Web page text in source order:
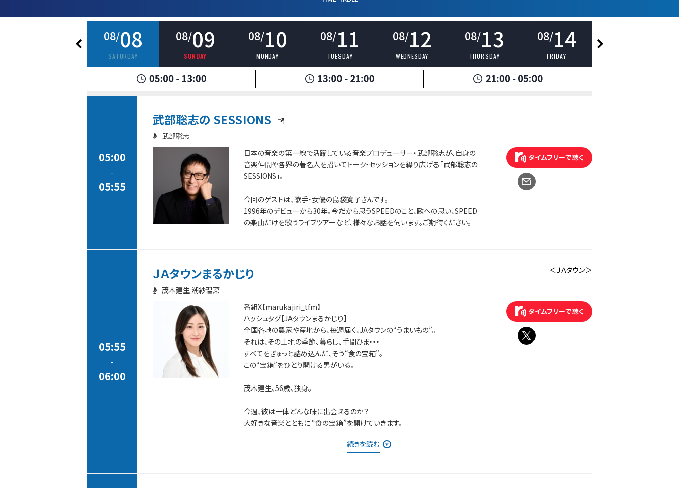
08/08
SATURDAY
08/09
SUNDAY
08/10
MONDAY
08/11
TUESDAY
08/12
WEDNESDAY
08/13
THURSDAY
08/14
FRIDAY
05:00
-
05:55
武部聡志の SESSIONS
武部聡志
日本の音楽の第一線で活躍している音楽プロデューサー・武部聡志が、自身の
音楽仲間や各界の著名人を招いてトーク・セッションを繰り広げる「武部聡志の
SESSIONS」。
今回のゲストは、歌手・女優の島袋寛子さんです。
1996年のデビューから30年。今だから思うSPEEDのこと、歌への思い、SPEED
の楽曲だけを歌うライブツアーなど、様々なお話を伺います。ご期待ください。
05:55
-
06:00
ＪＡタウンまるかじり
＜ＪＡタウン＞
茂木建生 潮紗理菜
番組X【marukajiri_tfm】
ハッシュタグ【JAタウンまるかじり】
全国各地の農家や産地から、毎週届く、JAタウンの“うまいもの”。
それは、その土地の季節、暮らし、手間ひま・・・
すべてをぎゅっと詰め込んだ、そう“食の宝箱”。
この“宝箱”をひとり開ける男がいる。
茂木建生、56歳、独身。
今週、彼は一体どんな味に出会えるのか？
大好きな音楽とともに “食の宝箱”を開けていきます。
商品が気になったという方は「JAタウン」TOPページの
続きを読む